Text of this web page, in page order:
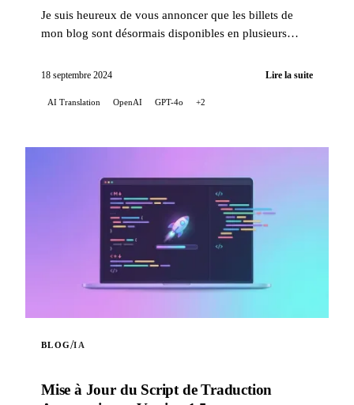
Je suis heureux de vous annoncer que les billets de
mon blog sont désormais disponibles en plusieurs
l'intellige...
18 septembre 2024 Lire la suite
AI Translation OpenAI GPT-4o +2
BLOG/IA
Mise à Jour du Script de Traduction